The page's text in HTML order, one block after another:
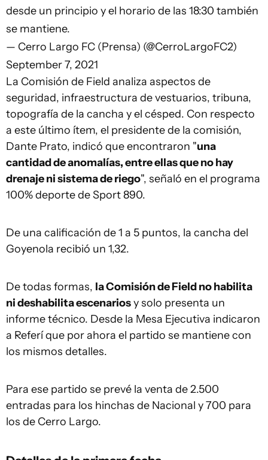
desde un principio y el horario de las 18:30 también
se mantiene.
— Cerro Largo FC (Prensa) (@CerroLargoFC2)
September 7, 2021
La Comisión de Field analiza aspectos de
seguridad, infraestructura de vestuarios, tribuna,
topografía de la cancha y el césped. Con respecto
a este último ítem, el presidente de la comisión,
Dante Prato, indicó que encontraron "una
cantidad de anomalías, entre ellas que no hay
drenaje ni sistema de riego", señaló en el programa
100% deporte de Sport 890.
De una calificación de 1 a 5 puntos, la cancha del
Goyenola recibió un 1,32.
De todas formas, la Comisión de Field no habilita
ni deshabilita escenariosy solo presenta un
informe técnico. Desde la Mesa Ejecutiva indicaron
a Referí que por ahora el partido se mantiene con
los mismos detalles.
Para ese partido se prevé la venta de 2.500
entradas para los hinchas de Nacional y 700 para
los de Cerro Largo.